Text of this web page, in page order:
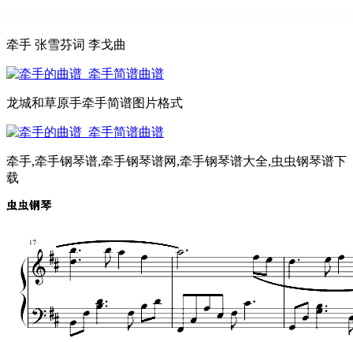
牵手 张雪芬词 李戈曲
龙城和草原手牵手简谱图片格式
牵手,牵手钢琴谱,牵手钢琴谱网,牵手钢琴谱大全,虫虫钢琴谱下
载